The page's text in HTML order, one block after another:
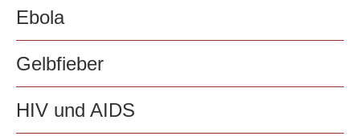
Ebola
Gelbfieber
HIV und AIDS